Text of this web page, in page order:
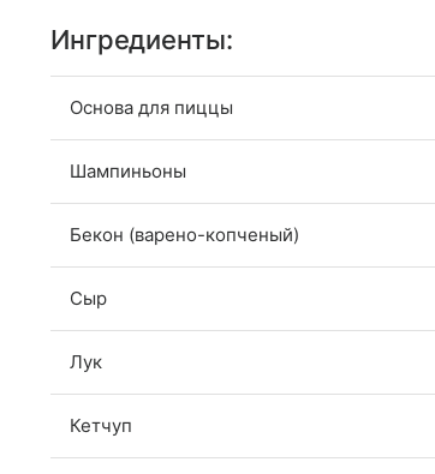
Ингредиенты:
Основа для пиццы
Шампиньоны
Бекон (варено-копченый)
Сыр
Лук
Кетчуп